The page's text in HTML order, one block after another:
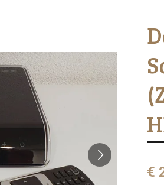
€